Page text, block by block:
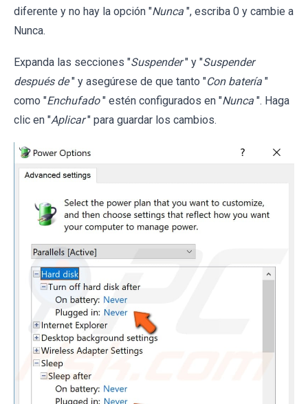
diferente y no hay la opción "Nunca ", escriba 0 y cambie a
Nunca.
Expanda las secciones "Suspender " y "Suspender
después de " y asegúrese de que tanto "Con batería "
como "Enchufado " estén configurados en "Nunca ". Haga
clic en "Aplicar " para guardar los cambios.